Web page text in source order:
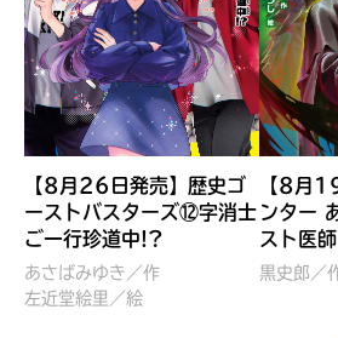
ぼくたちのマインクラフト
冒険記 エンチャント剣
VS暴走モブ
レッツ
ターズ
【8月26日発売】歴史ゴ
ーストバスターズ⑫字消士
ご一行珍道中!?
あさばみゆき／作
左近堂絵里／絵
【8月
ンター
スト医師
黒史郎／